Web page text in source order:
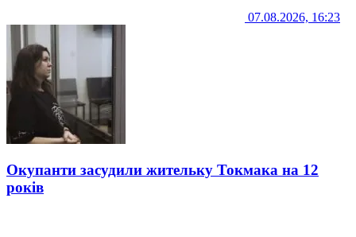
07.08.2026, 16:23
Окупанти засудили жительку Токмака на 12
років